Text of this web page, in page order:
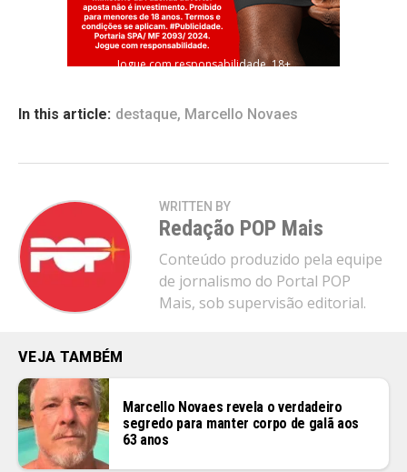
Jogue com responsabilidade. 18+
In this article: destaque, Marcello Novaes
WRITTEN BY
Redação POP Mais
Conteúdo produzido pela equipe
de jornalismo do Portal POP
Mais, sob supervisão editorial.
VEJA TAMBÉM
Marcello Novaes revela o verdadeiro
segredo para manter corpo de galã aos
63 anos